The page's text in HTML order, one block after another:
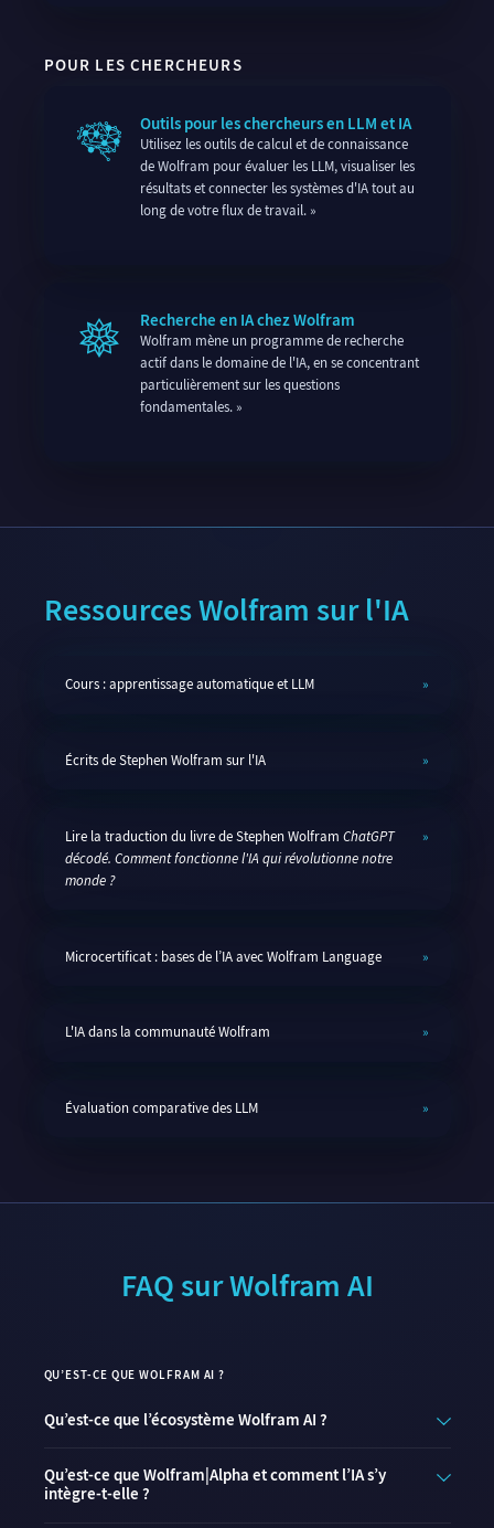
POUR LES CHERCHEURS
Outils pour les chercheurs en LLM et IA
Utilisez les outils de calcul et de connaissance
de Wolfram pour évaluer les LLM, visualiser les
résultats et connecter les systèmes d'IA tout au
long de votre flux de travail.
Recherche en IA chez Wolfram
Wolfram mène un programme de recherche
actif dans le domaine de l'IA, en se concentrant
particulièrement sur les questions
fondamentales.
Ressources Wolfram sur l'IA
Cours : apprentissage automatique et LLM
Écrits de Stephen Wolfram sur l'IA
Lire la traduction du livre de Stephen Wolfram ChatGPT
décodé. Comment fonctionne l'IA qui révolutionne notre
monde ?
Microcertificat : bases de l’IA avec Wolfram Language
L'IA dans la communauté Wolfram
Évaluation comparative des LLM
FAQ sur Wolfram AI
QU’EST-CE QUE WOLFRAM AI ?
Qu’est-ce que l’écosystème Wolfram AI ?
Qu’est-ce que Wolfram|Alpha et comment l’IA s’y
intègre-t-elle ?